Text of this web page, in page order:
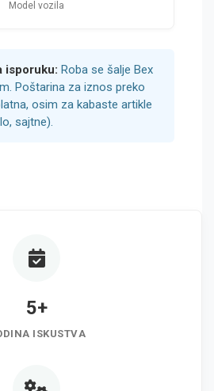
Model vozila
isporuku: Roba se šalje Bex
Poštarina za iznos preko
osim za kabaste artikle
sajtne).
5+
ISKUSTVA